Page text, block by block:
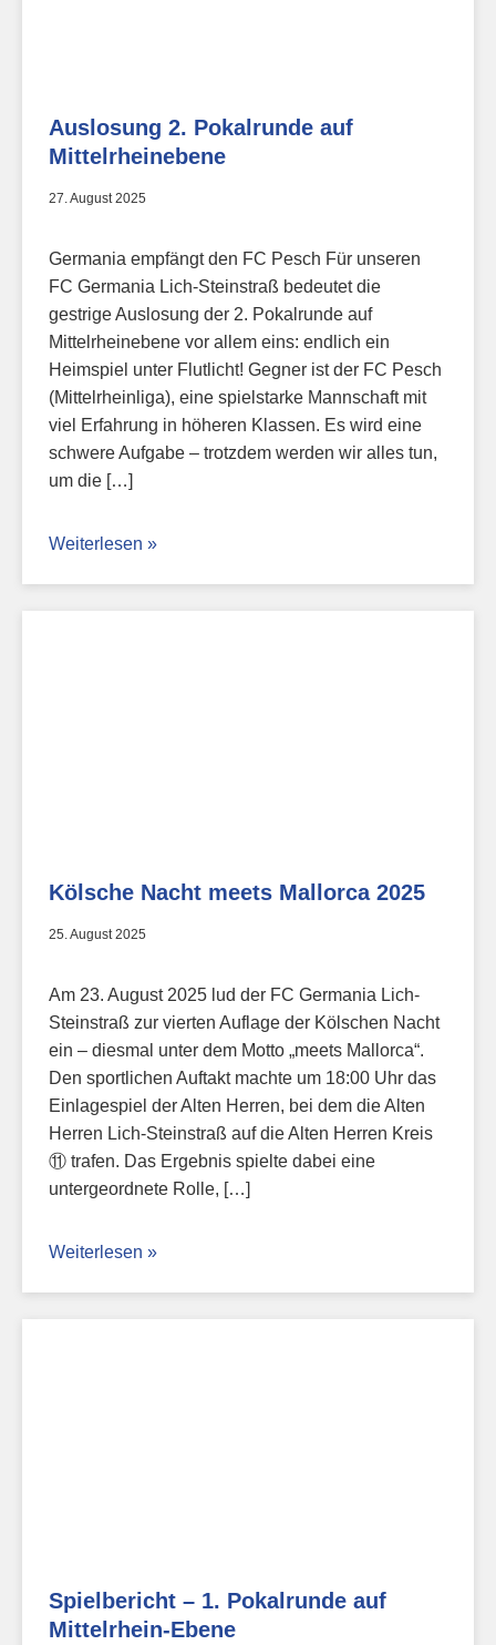
Auslosung 2. Pokalrunde auf
Mittelrheinebene
27. August 2025
Germania empfängt den FC Pesch Für unseren
FC Germania Lich-Steinstraß bedeutet die
gestrige Auslosung der 2. Pokalrunde auf
Mittelrheinebene vor allem eins: endlich ein
Heimspiel unter Flutlicht! Gegner ist der FC Pesch
(Mittelrheinliga), eine spielstarke Mannschaft mit
viel Erfahrung in höheren Klassen. Es wird eine
schwere Aufgabe – trotzdem werden wir alles tun,
um die […]
Weiterlesen »
Kölsche Nacht meets Mallorca 2025
25. August 2025
Am 23. August 2025 lud der FC Germania Lich-
Steinstraß zur vierten Auflage der Kölschen Nacht
ein – diesmal unter dem Motto „meets Mallorca“.
Den sportlichen Auftakt machte um 18:00 Uhr das
Einlagespiel der Alten Herren, bei dem die Alten
Herren Lich-Steinstraß auf die Alten Herren Kreis
⑪ trafen. Das Ergebnis spielte dabei eine
untergeordnete Rolle, […]
Weiterlesen »
Spielbericht – 1. Pokalrunde auf
Mittelrhein-Ebene